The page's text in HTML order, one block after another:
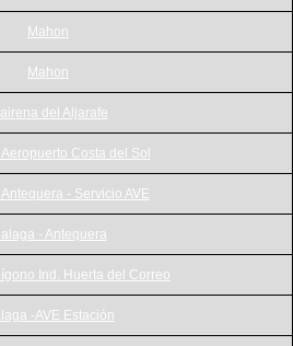
Mahon
Mahon
del Aljarafe
Costa del Sol
- Servicio AVE
- Antequera
Ind. Huerta del Correo
-AVE Estación